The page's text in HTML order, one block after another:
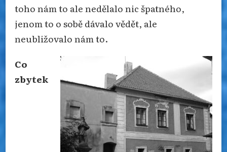
toho nám to ale nedělalo nic špatného,
jenom to o sobě dávalo vědět, ale
neubližovalo nám to.
Co
zbytek